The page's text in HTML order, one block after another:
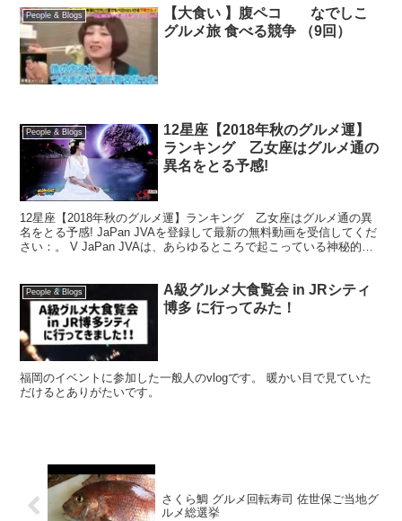
People & Blogs
【大食い 】腹ペコ なでしこ
グルメ旅 食べる競争 （9回）
People & Blogs
12星座【2018年秋のグルメ運】
ランキング 乙女座はグルメ通の
異名をとる予感!
12星座【2018年秋のグルメ運】ランキング 乙女座はグルメ通の異
名をとる予感! JaPan JVAを登録して最新の無料動画を受信してくだ
さい：。 V JaPan JVAは、あらゆるところで起こっている神秘的な
People & Blogs
A級グルメ大食覧会 in JRシティ
博多 に行ってみた！
福岡のイベントに参加した一般人のvlogです。 暖かい目で見ていた
だけるとありがたいです。
さくら鯛 グルメ回転寿司 佐世保ご当地グ
ルメ総選挙